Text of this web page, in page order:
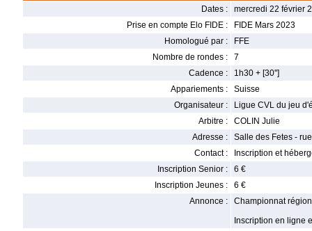
Dates :
mercredi 22 février
Prise en compte Elo FIDE :
FIDE Mars 2023
Homologué par :
FFE
Nombre de rondes :
7
Cadence :
1h30 + [30'']
Appariements :
Suisse
Organisateur :
Ligue CVL du jeu
Arbitre :
COLIN Julie
Adresse :
Salle des Fetes -
Contact :
Inscription et
Inscription Senior :
6 €
Inscription Jeunes :
6 €
Annonce :
Championnat
Inscription en ligne